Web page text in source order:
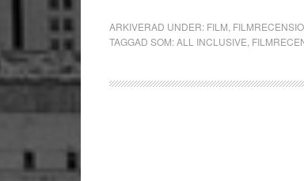
ARKIVERAD UNDER: FILM
TAGGAD SOM:ALL INCLUSIVE